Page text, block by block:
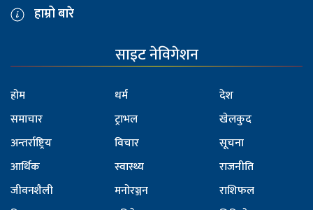
हाम्रो बारे
साइट नेविगेशन
होम
समाचार
अन्तर्राष्ट्रिय
आर्थिक
जीवनशैली
धर्म
ट्राभल
विचार
स्वास्थ्य
मनोरञ्जन
देश
खेलकुद
सूचना
राजनीति
राशिफल